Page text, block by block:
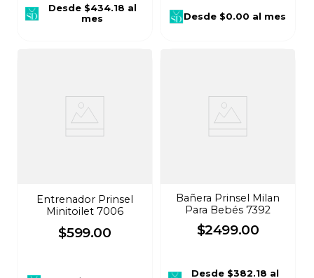
Desde$434.18 al
mes
Desde $0.00 al mes
Entrenador Prinsel
Minitoilet 7006
$599.00
Bañera Prinsel Milan
Para Bebés 7392
$2499.00
Desde$382.18 al